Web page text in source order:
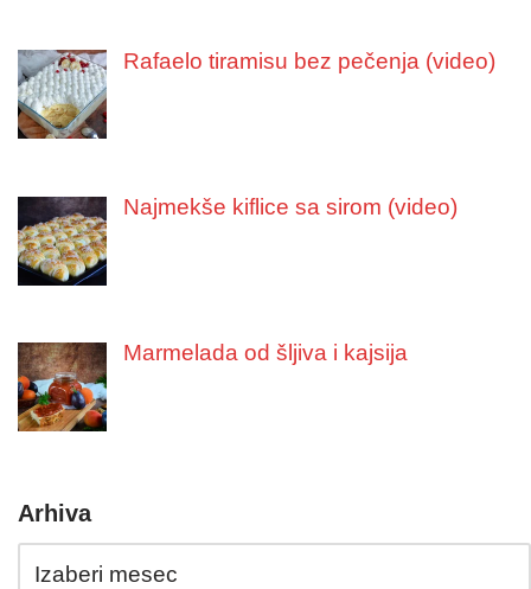
Rafaelo tiramisu bez pečenja (video)
Najmekše kiflice sa sirom (video)
Marmelada od šljiva i kajsija
Arhiva